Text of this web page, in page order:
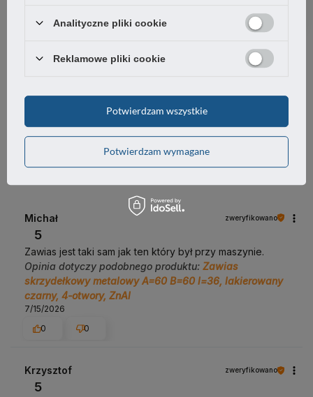
Opinie klientów
Wyczyść Szukaj
Michał zweryfikowano
5
Zawias jest taki sam jak ten który był przy maszynie.
Opinia dotyczy podobnego produktu: Zawias
skrzydełkowy metalowy A=60 B=60 l=36, lakierowany
czarny, 4-otwory, ZnAl
7/15/2026
0
0
Krzysztof zweryfikowano
5
Analityczne pliki cookie
Reklamowe pliki cookie
Potwierdzam wymagane
Potwierdzam wszystkie